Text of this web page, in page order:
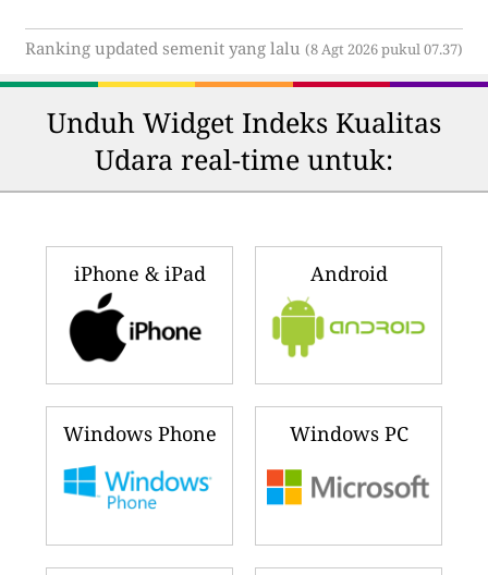
Ranking updated semenit yang lalu (8 Agt 2026 pukul 07.37)
Unduh Widget Indeks Kualitas
Udara real-time untuk:
iPhone & iPad Android
Windows Phone Windows PC